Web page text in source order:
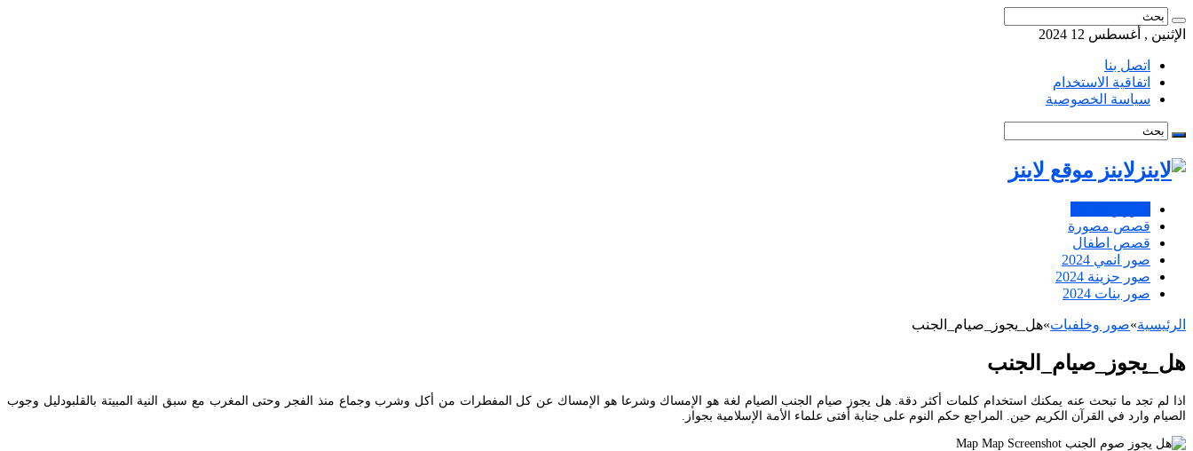
الإثنين , أغسطس 12 2024
اتصل بنا
اتفاقية الاستخدام
سياسة الخصوصية
لاينز موقع لاينز
قصص مصورة
قصص اطفال
صور انمي 2024
صور حزينة 2024
صور بنات 2024
الرئيسية»صور وخلفيات»هل_يجوز_صيام_الجنب
هل_يجوز_صيام_الجنب
اذا لم تجد ما تبحث عنه يمكنك استخدام كلمات أكثر دقة. هل يجوز صيام الجنب الصيام لغة هو الإمساك وشرعا هو الإمساك عن كل المفطرات من أكل وشرب وجماع منذ الفجر وحتى المغرب مع سبق النية المبيتة بالقلبودليل وجوب
الصيام وارد في القرآن الكريم حين. المراجع حكم النوم على جنابة أفتى علماء الأمة الإسلامية بجواز.